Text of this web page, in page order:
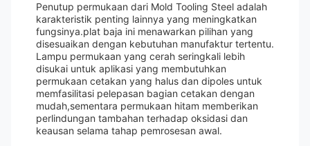
Penutup permukaan dari Mold Tooling Steel adalah
karakteristik penting lainnya yang meningkatkan
fungsinya.plat baja ini menawarkan pilihan yang
disesuaikan dengan kebutuhan manufaktur tertentu.
Lampu permukaan yang cerah seringkali lebih
disukai untuk aplikasi yang membutuhkan
permukaan cetakan yang halus dan dipoles untuk
memfasilitasi pelepasan bagian cetakan dengan
mudah,sementara permukaan hitam memberikan
perlindungan tambahan terhadap oksidasi dan
keausan selama tahap pemrosesan awal.